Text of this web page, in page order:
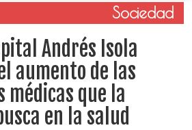
Sociedad
Andrés Isola
aumento de las
médicas que la
en la salud